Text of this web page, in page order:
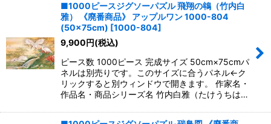
■1000ピースジグソーパズル 飛翔の鴾（竹内白
雅） 《廃番商品》 アップルワン 1000-804
(50×75cm) [1000-804]
9,900円(税込)
ピース数 1000ピース 完成サイズ 50cm×75cmパ
ネルは別売りです。このサイズに合うパネル←ク
リックすると別ウィンドウで開きます。 作家名・
作品名・商品シリーズ名 竹内白雅（たけうちは…